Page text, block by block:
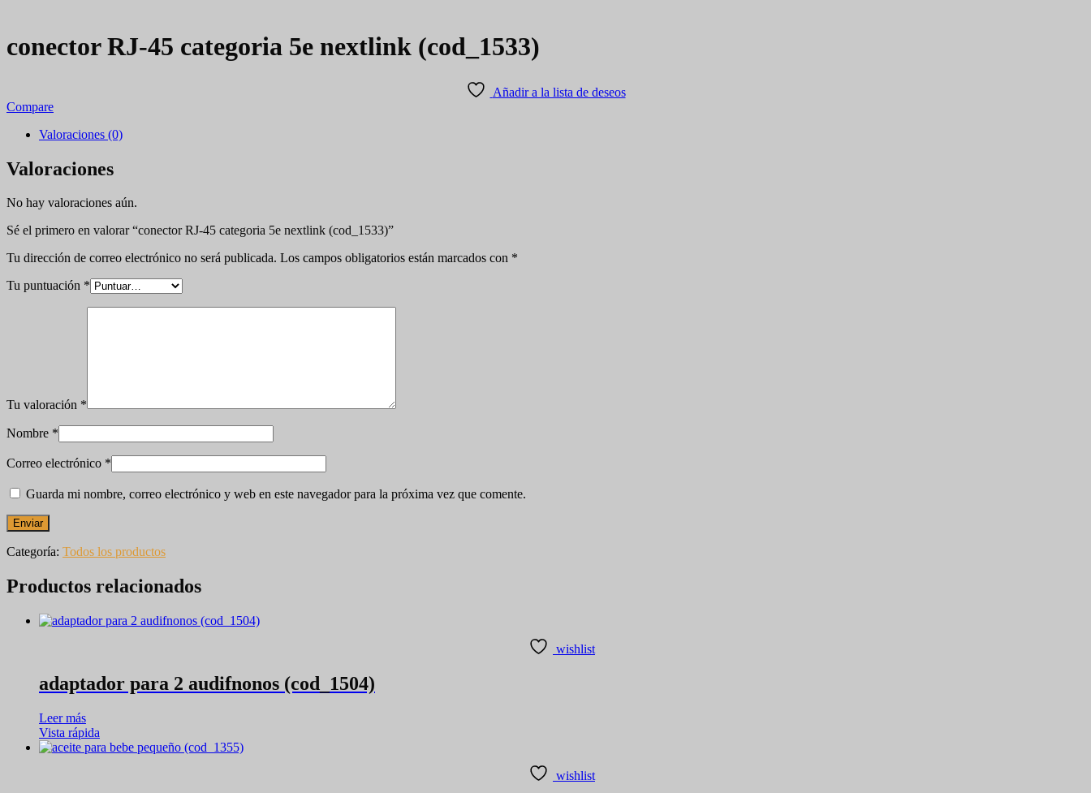
conector RJ-45 categoria 5e nextlink (cod_1533)
Añadir a la lista de deseos
Compare
Valoraciones (0)
Valoraciones
No hay valoraciones aún.
Sé el primero en valorar “conector RJ-45 categoria 5e nextlink (cod_1533)”
Tu dirección de correo electrónico no será publicada. Los campos obligatorios están marcados con *
Tu puntuación *
Tu valoración *
Nombre *
Correo electrónico *
Guarda mi nombre, correo electrónico y web en este navegador para la próxima vez que comente.
Categoría: Todos los productos
Productos relacionados
wishlist
adaptador para 2 audifnonos (cod_1504)
Leer más
Vista rápida
wishlist